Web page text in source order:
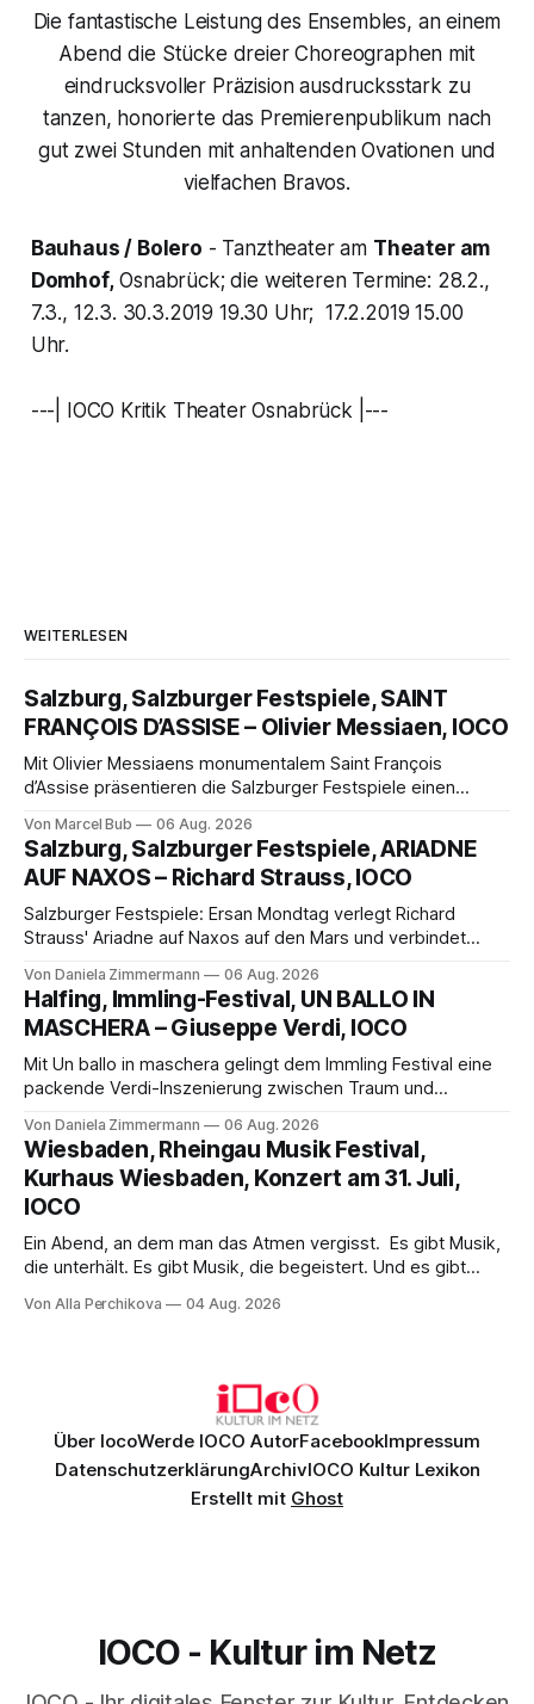
Die fantastische Leistung des Ensembles, an einem
Abend die Stücke dreier Choreographen mit
eindrucksvoller Präzision ausdrucksstark zu
tanzen, honorierte das Premierenpublikum nach
gut zwei Stunden mit anhaltenden Ovationen und
vielfachen Bravos.
Bauhaus / Bolero - Tanztheater am Theater am
Domhof,Osnabrück; die weiteren Termine: 28.2.,
7.3., 12.3. 30.3.2019 19.30 Uhr; 17.2.2019 15.00
Uhr.
---| IOCO Kritik Theater Osnabrück |---
WEITERLESEN
Salzburg, Salzburger Festspiele, SAINT
FRANÇOIS D’ASSISE – Olivier Messiaen, IOCO
Mit Olivier Messiaens monumentalem Saint François
d’Assise präsentieren die Salzburger Festspiele einen
eine bildgewaltige Inszenierung, Maxime Pascal entfaltet
die komplexe Partitur eindrucksvoll, Philippe Sly berührt als
Franziskus.
Von Marcel Bub 06 Aug. 2026
Salzburg, Salzburger Festspiele, ARIADNE
AUF NAXOS – Richard Strauss, IOCO
Salzburger Festspiele: Ersan Mondtag verlegt Richard
Strauss' Ariadne auf Naxos auf den Mars und verbindet
Aufführung mit starken Solisten und den Wiener
Philharmonikern, szenisch bleibt der zweite Akt jedoch
hinter den Erwartungen zurück.
Von Daniela Zimmermann 06 Aug. 2026
Halfing, Immling-Festival, UN BALLO IN
MASCHERA – Giuseppe Verdi, IOCO
Mit Un ballo in maschera gelingt dem Immling Festival eine
packende Verdi-Inszenierung zwischen Traum und
psychologische Tiefe mit starken Bildern, getragen von
einem spielfreudigen Ensemble und einer musikalisch
überzeugenden Gesamtleistung.
Von Daniela Zimmermann 06 Aug. 2026
Wiesbaden, Rheingau Musik Festival,
Kurhaus Wiesbaden, Konzert am 31. Juli,
IOCO
Ein Abend, an dem man das Atmen vergisst. Es gibt Musik,
die unterhält. Es gibt Musik, die begeistert. Und es gibt
Genau so war der Abend im Kurhaus Wiesbaden, an dem
Von Alla Perchikova 04 Aug. 2026
Über IocoWerde IOCO AutorFacebookImpressum
DatenschutzerklärungArchivIOCO Kultur Lexikon
Erstellt mit Ghost
IOCO - Kultur im Netz